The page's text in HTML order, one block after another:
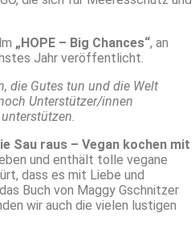
„HOPE – Big Chances“, an
Jahr veröffentlicht.
die Gutes tun und die Welt
Unterstützer/innen
Sau raus – Vegan kochen mit
und enthält tolle vegane
dass es mit Liebe und
Buch von Maggy Gschnitzer
wir auch die vielen lustigen